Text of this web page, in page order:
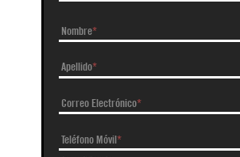
Nombre*
Apellido*
Correo Electrónico*
Teléfono Móvil*